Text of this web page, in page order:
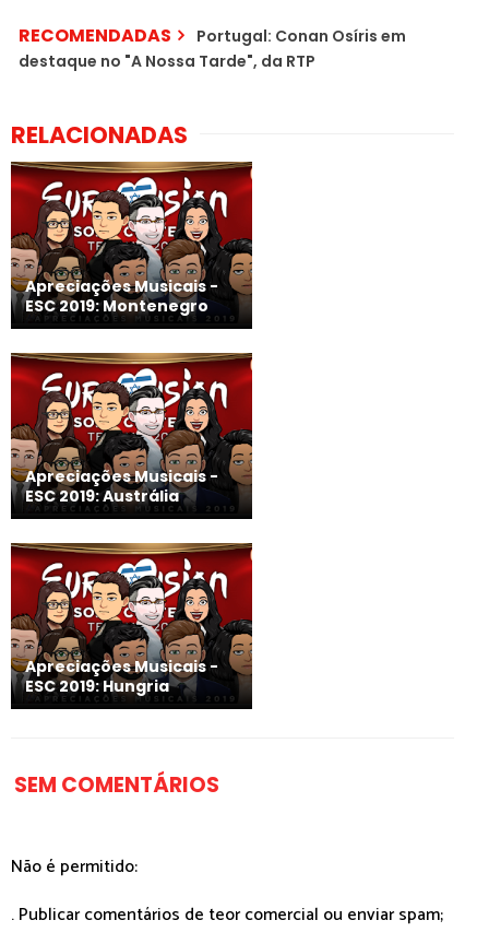
RECOMENDADAS
Portugal: Conan Osíris em
destaque no "A Nossa Tarde", da RTP
RELACIONADAS
Apreciações Musicais -
ESC 2019: Montenegro
Apreciações Musicais -
ESC 2019: Austrália
Apreciações Musicais -
ESC 2019: Hungria
SEM COMENTÁRIOS
Não é permitido:
. Publicar comentários de teor comercial ou enviar spam;